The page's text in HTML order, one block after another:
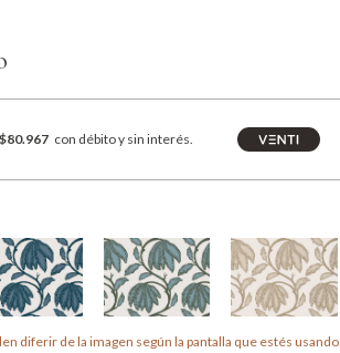
con débito y sin interés.
diferir de la imagen según la pantalla que estés usando.